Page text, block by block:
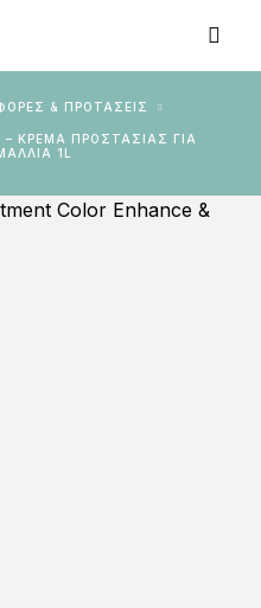
& ΠΡΟΤΑΣΕΙΣ
1L